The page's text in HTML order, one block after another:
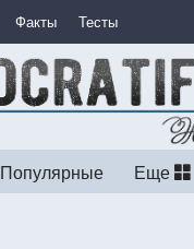
Факты Тесты
Популярные Еще